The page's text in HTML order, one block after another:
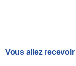
Vous allez recevoir